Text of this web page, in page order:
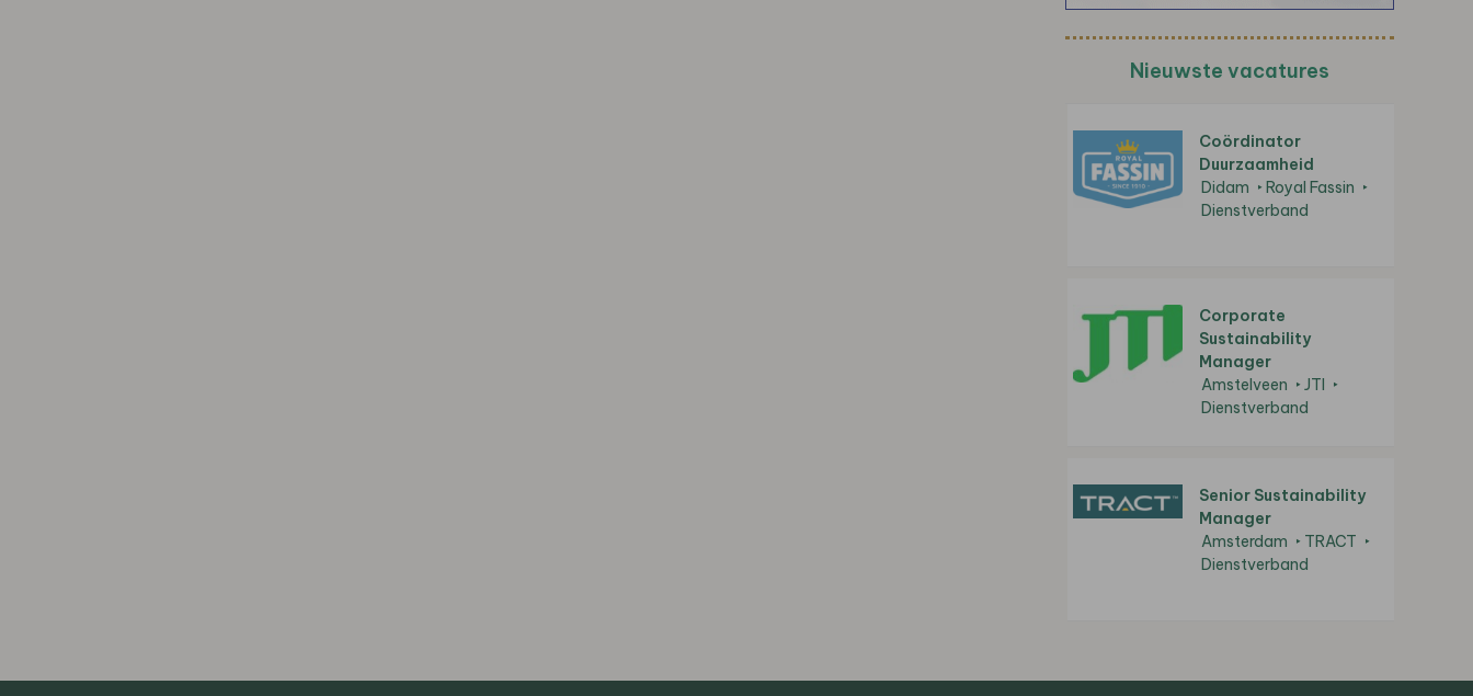
Nieuwste vacatures
Coördinator
Duurzaamheid
Didam
Royal Fassin
Dienstverband
Corporate
Sustainability
Manager
Amstelveen
JTI
Dienstverband
Senior Sustainability
Manager
Amsterdam
TRACT
Dienstverband